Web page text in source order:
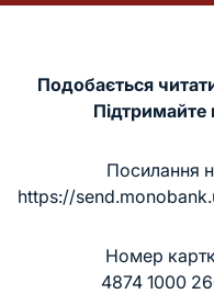
Подобається
Підтримайте
Посилання
https://
Номер
4874 1000